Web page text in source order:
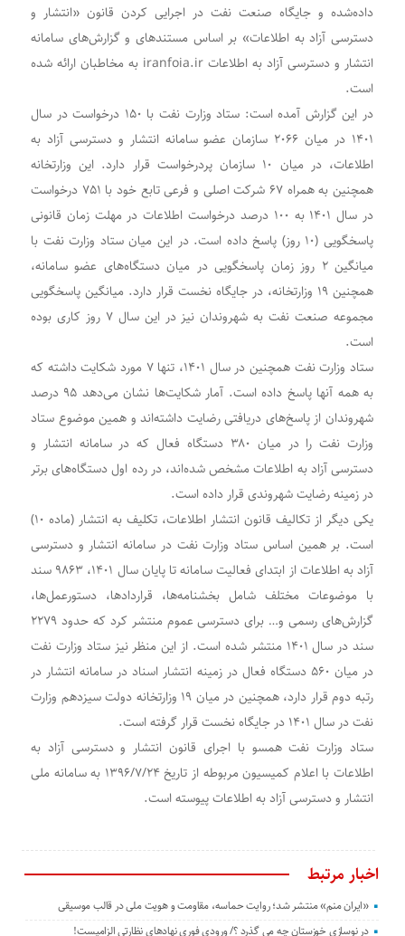
داده‌شده و جایگاه صنعت نفت در اجرایی کردن قانون «انتشار و
دسترسی آزاد به اطلاعات» بر اساس مستندهای و گزارش‌های سامانه
انتشار و دسترسی آزاد به اطلاعات iranfoia.ir به مخاطبان ارائه شده
است.
در این گزارش آمده است: ستاد وزارت نفت با ۱۵۰ درخواست در سال
۱۴۰۱ در میان ۲۰۶۶ سازمان عضو سامانه انتشار و دسترسی آزاد به
اطلاعات، در میان ۱۰ سازمان پردرخواست قرار دارد. این وزارتخانه
همچنین به همراه ۶۷ شرکت اصلی و فرعی تابع خود با ۷۵۱ درخواست
در سال ۱۴۰۱ به ۱۰۰ درصد درخواست اطلاعات در مهلت زمان قانونی
پاسخگویی (۱۰ روز) پاسخ داده است. در این میان ستاد وزارت نفت با
میانگین ۲ روز زمان پاسخگویی در میان دستگاه‌های عضو سامانه،
همچنین ۱۹ وزارتخانه، در جایگاه نخست قرار دارد. میانگین پاسخگویی
مجموعه صنعت نفت به شهروندان نیز در این سال ۷ روز کاری بوده
است.
ستاد وزارت نفت همچنین در سال ۱۴۰۱، تنها ۷ مورد شکایت داشته که
به همه آنها پاسخ داده است. آمار شکایت‌ها نشان می‌دهد ۹۵ درصد
شهروندان از پاسخ‌های دریافتی رضایت داشته‌اند و همین موضوع ستاد
وزارت نفت را در میان ۳۸۰ دستگاه فعال که در سامانه انتشار و
دسترسی آزاد به اطلاعات مشخص شده‌اند، در رده اول دستگاه‌های برتر
در زمینه رضایت شهروندی قرار داده است.
یکی دیگر از تکالیف قانون انتشار اطلاعات، تکلیف به انتشار (ماده ۱۰)
است. بر همین اساس ستاد وزارت نفت در سامانه انتشار و دسترسی
آزاد به اطلاعات از ابتدای فعالیت سامانه تا پایان سال ۱۴۰۱، ۹۸۶۳ سند
با موضوعات مختلف شامل بخشنامه‌ها، قراردادها، دستورعمل‌ها،
گزارش‌های رسمی و… برای دسترسی عموم منتشر کرد که حدود ۲۲۷۹
سند در سال ۱۴۰۱ منتشر شده است. از این منظر نیز ستاد وزارت نفت
در میان ۵۶۰ دستگاه فعال در زمینه انتشار اسناد در سامانه انتشار در
رتبه دوم قرار دارد، همچنین در میان ۱۹ وزارتخانه دولت سیزدهم وزارت
نفت در سال ۱۴۰۱ در جایگاه نخست قرار گرفته است.
ستاد وزارت نفت همسو با اجرای قانون انتشار و دسترسی آزاد به
اطلاعات با اعلام کمیسیون مربوطه از تاریخ ۱۳۹۶/۷/۲۴ به سامانه ملی
انتشار و دسترسی آزاد به اطلاعات پیوسته است.
اخبار مرتبط
«ایران منم» منتشر شد؛ روایت حماسه، مقاومت و هویت ملی در قالب موسیقی
در نوسازی خوزستان چه می گذرد ؟/ ورودی فوری نهادهای نظارتی الزامیست!